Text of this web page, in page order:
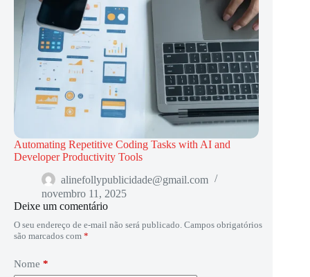
Automating Repetitive Coding Tasks with AI and
Developer Productivity Tools
alinefollypublicidade@gmail.com
novembro 11, 2025
Deixe um comentário
O seu endereço de e-mail não será publicado. Campos obrigatórios
são marcados com *
Nome *